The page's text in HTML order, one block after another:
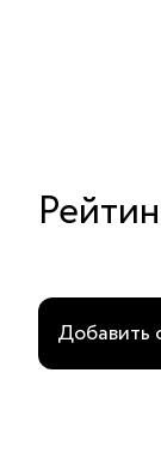
Добавить